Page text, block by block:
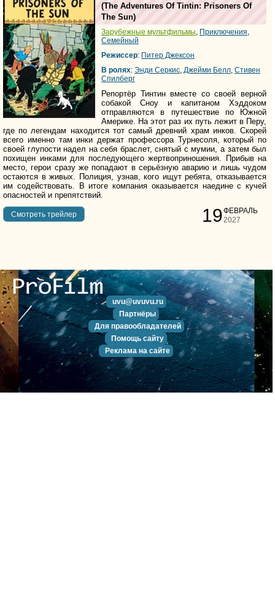
(The Adventures Of Tintin: Prisoners Of
The Sun)
Зарубежные мультфильмы, Приключения,
Семейный
Режиссер: Питер Джексон
В ролях: Энди Серкис, Джейми Белл, Стивен
Спилберг
Репортёр Тинтин вместе со своей верной
собакой Сноу и капитаном Хэддоком
отправляются в путешествие по Южной
Америке. На этот раз их путь лежит в Перу,
где по легендам находится тот самый древний храм инков. Скорей
всего именно там инки держат профессора Турнесоля, который по
своей глупости надел на себя браслет, снятый с мумии, а затем был
похищен инками для последующего жертвоприношения. Прибыв на
место, герои сразу же попадают в серьёзную аварию и лишь чудом
остаются в живых. Полиция, узнав, кого ищут ребята, отказывается
им содействовать. В итоге компания оказывается наедине с кучей
опасностей и препятствий.
19ФЕВРАЛЬ
2027
Cмотреть трейлер
uvu@uvuvu.ru
Партнёры
Для правообладателей
Помощь сайту
Реклама на сайте